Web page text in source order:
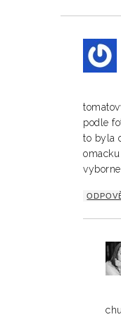
podle
to byla
vyborne